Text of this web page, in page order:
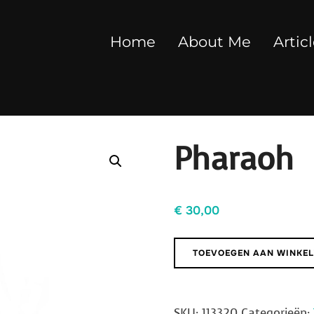
Home About Me
Pharaoh
€ 30,00
Pharaoh
aantal
TOEVOEGEN AAN